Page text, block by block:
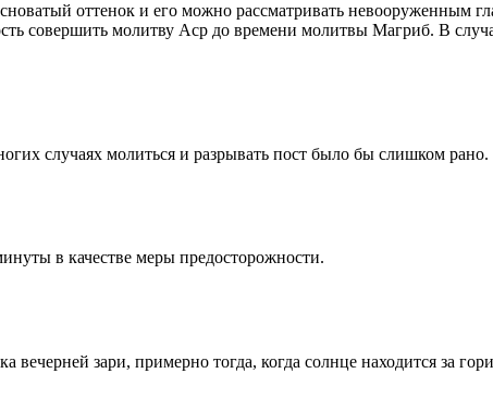
оттенок и его можно рассматривать невооруженным
совершить молитву Аср до времени молитвы Магриб. В
случаях молиться и разрывать пост было бы слишком рано.
в качестве меры предосторожности.
зари, примерно тогда, когда солнце находится за